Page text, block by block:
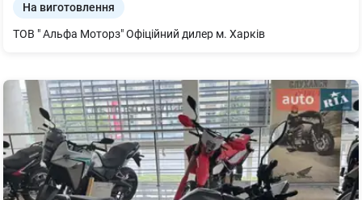
На виготовлення
ТОВ " Альфа Моторз" Офіційний дилер м. Харків